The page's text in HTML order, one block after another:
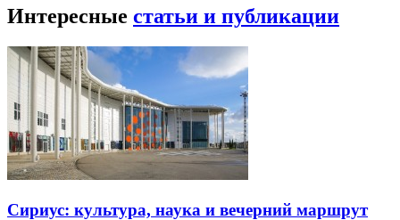
Интересные статьи и публикации
Сириус: культура, наука и вечерний маршрут